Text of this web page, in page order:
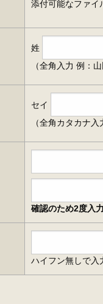
添付可能なファイ
姓
（全角入力 例：山
セイ
（全角カタカナ入
確認のため2度入
ハイフン無しで入